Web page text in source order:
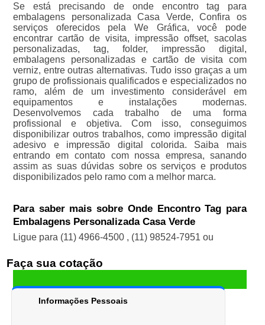
Se está precisando de onde encontro tag para
embalagens personalizada Casa Verde, Confira os
serviços oferecidos pela We Gráfica, você pode
encontrar cartão de visita, impressão offset, sacolas
personalizadas, tag, folder, impressão digital,
embalagens personalizadas e cartão de visita com
verniz, entre outras alternativas. Tudo isso graças a um
grupo de profissionais qualificados e especializados no
ramo, além de um investimento considerável em
equipamentos e instalações modernas.
Desenvolvemos cada trabalho de uma forma
profissional e objetiva. Com isso, conseguimos
disponibilizar outros trabalhos, como impressão digital
adesivo e impressão digital colorida. Saiba mais
entrando em contato com nossa empresa, sanando
assim as suas dúvidas sobre os serviços e produtos
disponibilizados pelo ramo com a melhor marca.
Para saber mais sobre Onde Encontro Tag para
Embalagens Personalizada Casa Verde
Ligue para (11) 4966-4500 , (11) 98524-7951 ou
Faça sua cotação
Informações Pessoais